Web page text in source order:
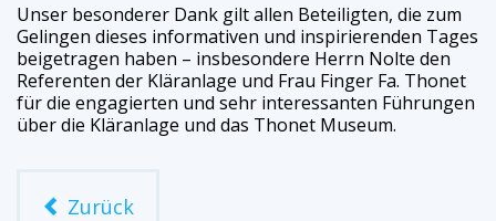
Unser besonderer Dank gilt allen Beteiligten, die zum
Gelingen dieses informativen und inspirierenden Tages
beigetragen haben – insbesondere Herrn Nolte den
Referenten der Kläranlage und Frau Finger Fa. Thonet
für die engagierten und sehr interessanten Führungen
über die Kläranlage und das Thonet Museum.
Zurück